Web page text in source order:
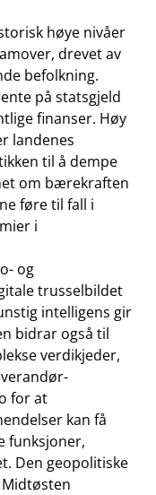
høye nivåer
drevet av
befolkning.
på statsgjeld
finanser. Høy
landenes
til å dempe
om bærekraften
føre til fall i
i
og
trusselbildet
intelligens gir
bidrar også til
verdikjeder,
for at
kan få
funksjoner,
Den geopolitiske